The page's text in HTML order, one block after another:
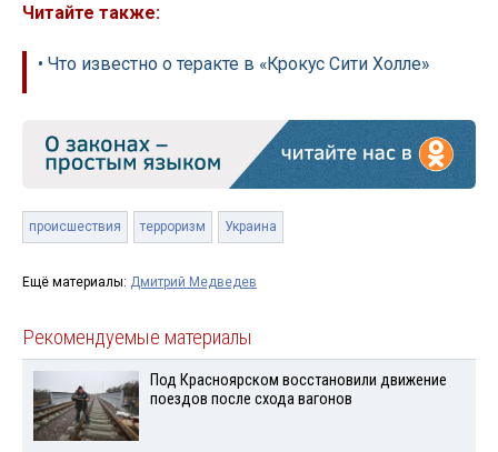
Читайте также:
• Что известно о теракте в «Крокус Сити Холле»
происшествия терроризм Украина
Ещё материалы: Дмитрий Медведев
Рекомендуемые материалы
Под Красноярском восстановили движение
поездов после схода вагонов